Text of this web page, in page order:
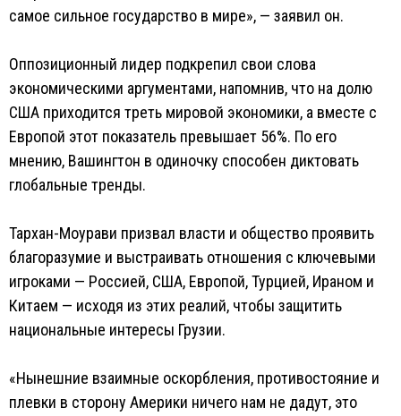
самое сильное государство в мире», — заявил он.
Оппозиционный лидер подкрепил свои слова
экономическими аргументами, напомнив, что на долю
США приходится треть мировой экономики, а вместе с
Европой этот показатель превышает 56%. По его
мнению, Вашингтон в одиночку способен диктовать
глобальные тренды.
Тархан-Моурави призвал власти и общество проявить
благоразумие и выстраивать отношения с ключевыми
игроками — Россией, США, Европой, Турцией, Ираном и
Китаем — исходя из этих реалий, чтобы защитить
национальные интересы Грузии.
«Нынешние взаимные оскорбления, противостояние и
плевки в сторону Америки ничего нам не дадут, это